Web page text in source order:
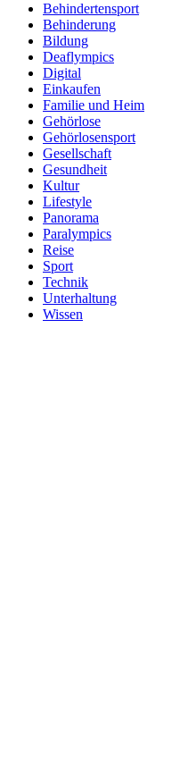
Behindertensport
Behinderung
Bildung
Deaflympics
Digital
Einkaufen
Familie und Heim
Gehörlose
Gehörlosensport
Gesellschaft
Gesundheit
Kultur
Lifestyle
Panorama
Paralympics
Reise
Sport
Technik
Unterhaltung
Wissen